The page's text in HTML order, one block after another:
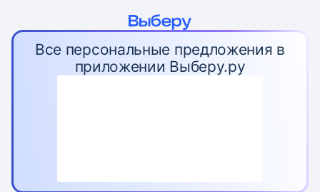
Все персональные предложения в
приложении Выберу.ру